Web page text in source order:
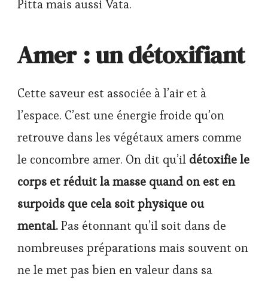
Pitta mais aussi Vata.
Amer : un détoxifiant
Cette saveur est associée à l’air et à
l’espace. C’est une énergie froide qu’on
retrouve dans les végétaux amers comme
le concombre amer. On dit qu’il détoxifie le
corps et réduit la masse quand on est en
surpoids que cela soit physique ou
mental.Pas étonnant qu’il soit dans de
nombreuses préparations mais souvent on
ne le met pas bien en valeur dans sa